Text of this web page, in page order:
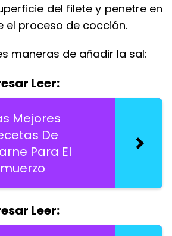
del filete y penetre en
el proceso de cocción.
maneras de añadir la sal:
Leer:
Mejores
De
Para El
Leer: